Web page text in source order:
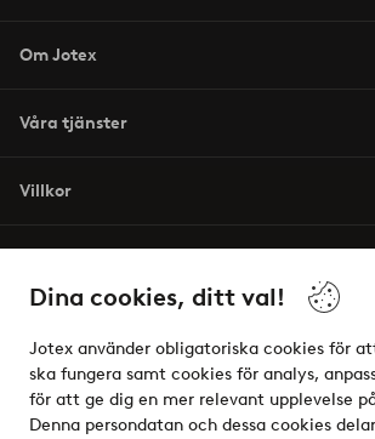
Dina cookies, ditt val!
Jotex använder obligatoriska cookies för
ska fungera samt cookies för analys,
för att ge dig en mer relevant upplevelse
Denna persondatan och dessa cookies
Om Jotex
Våra tjänster
Villkor
Säkra betalningar - Betala direkt